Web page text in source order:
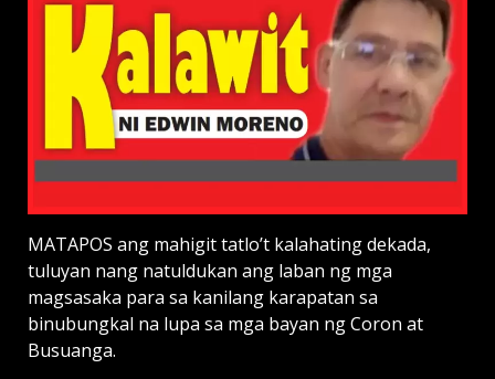
MATAPOS ang mahigit tatlo’t kalahating dekada,
tuluyan nang natuldukan ang laban ng mga
magsasaka para sa kanilang karapatan sa
binubungkal na lupa sa mga bayan ng Coron at
Busuanga.